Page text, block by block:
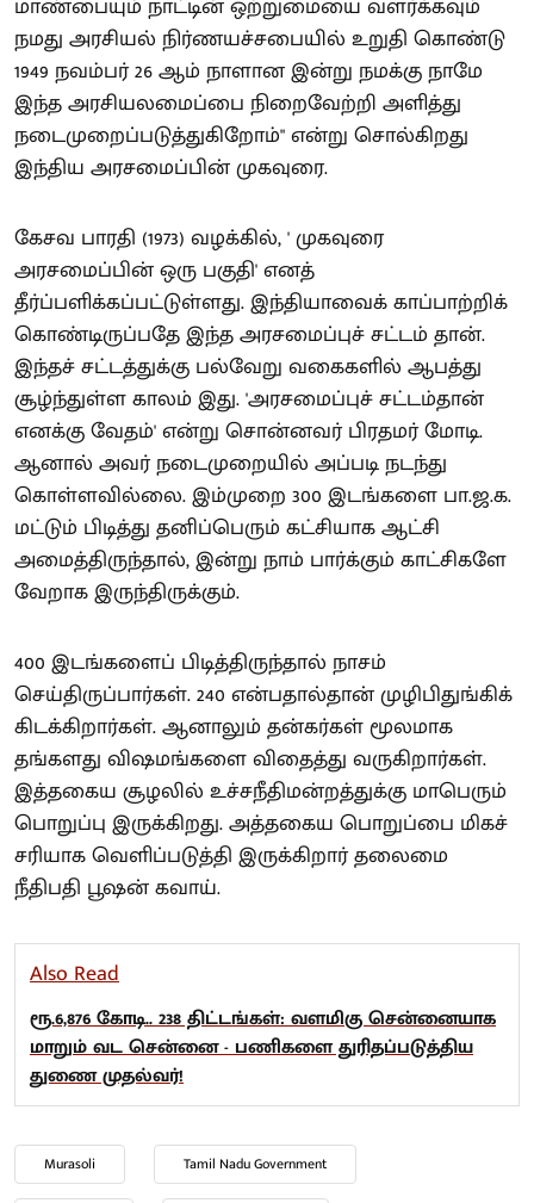
நமது அரசியல் நிர்ணயச்சபையில் உறுதி கொண்டு
1949 நவம்பர் 26 ஆம் நாளான இன்று நமக்கு நாமே
இந்த அரசியலமைப்பை நிறைவேற்றி அளித்து
நடைமுறைப்படுத்துகிறோம்" என்று சொல்கிறது
இந்திய அரசமைப்பின் முகவுரை.
கேசவ பாரதி (1973) வழக்கில், ' முகவுரை
அரசமைப்பின் ஒரு பகுதி' எனத்
தீர்ப்பளிக்கப்பட்டுள்ளது. இந்தியாவைக் காப்பாற்றிக்
கொண்டிருப்பதே இந்த அரசமைப்புச் சட்டம் தான்.
இந்தச் சட்டத்துக்கு பல்வேறு வகைகளில் ஆபத்து
சூழ்ந்துள்ள காலம் இது. 'அரசமைப்புச் சட்டம்தான்
எனக்கு வேதம்' என்று சொன்னவர் பிரதமர் மோடி.
ஆனால் அவர் நடைமுறையில் அப்படி நடந்து
கொள்ளவில்லை. இம்முறை 300 இடங்களை பா.ஜ.க.
மட்டும் பிடித்து தனிப்பெரும் கட்சியாக ஆட்சி
அமைத்திருந்தால், இன்று நாம் பார்க்கும் காட்சிகளே
வேறாக இருந்திருக்கும்.
400 இடங்களைப் பிடித்திருந்தால் நாசம்
செய்திருப்பார்கள். 240 என்பதால்தான் முழிபிதுங்கிக்
கிடக்கிறார்கள். ஆனாலும் தன்கர்கள் மூலமாக
தங்களது விஷமங்களை விதைத்து வருகிறார்கள்.
இத்தகைய சூழலில் உச்சநீதிமன்றத்துக்கு மாபெரும்
பொறுப்பு இருக்கிறது. அத்தகைய பொறுப்பை மிகச்
சரியாக வெளிப்படுத்தி இருக்கிறார் தலைமை
நீதிபதி பூஷன் கவாய்.
Also Read
ரூ.6,876 கோடி.. 238 திட்டங்கள்: வளமிகு சென்னையாக
மாறும் வட சென்னை - பணிகளை துரிதப்படுத்திய
துணை முதல்வர்!
Murasoli Tamil Nadu Government